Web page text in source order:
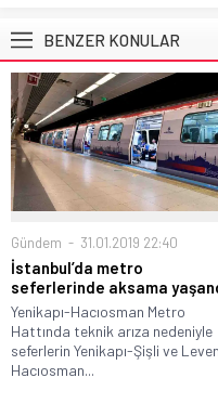
BENZER KONULAR
Gündem 31.01.2019 22:40
İstanbul’da metro
seferlerinde aksama
Yenikapı-Hacıosman Metro
Hattında teknik arıza nedeniyle
seferlerin Yenikapı-Şişli ve
Hacıosman...